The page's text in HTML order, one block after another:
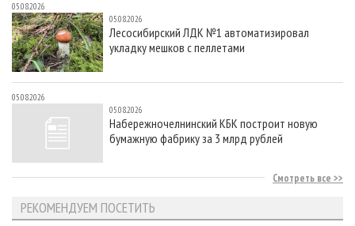
05.08.2026
05.08.2026
Лесосибирский ЛДК №1 автоматизировал
укладку мешков с пеллетами
05.08.2026
05.08.2026
Набережночелнинский КБК построит новую
бумажную фабрику за 3 млрд рублей
Смотреть все
РЕКОМЕНДУЕМ ПОСЕТИТЬ